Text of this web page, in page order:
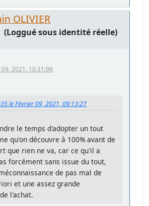
OLIVIER
(Loggué sous identité réelle)
09, 2021, 10:31:06
le Février 09, 2021, 09:13:27
le temps d'adopter un tout
qu'on découvre à 100% avant de
que rien ne va, car ce qu'il a
forcément sans issue du tout,
de pas mal de
et une assez grande
l'achat.